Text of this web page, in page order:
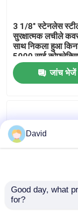
फैक्टरी यात्रा
गुणवत्ता नियंत्रण
हमसे संपर्क करें
समाचार
सभी मामलों
3 1/8" स्टेनलेस
सुरक्षात्मक लचीले
साथ निकला हुआ
5000 साई
जांच भेजें
3 1/8"-5000
David
Good day, what
for?